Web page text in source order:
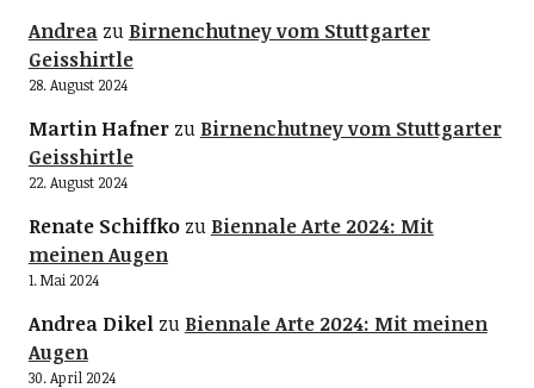
Andreazu Birnenchutney vom Stuttgarter
Geisshirtle
28. August 2024
Martin Hafnerzu Birnenchutney vom Stuttgarter
Geisshirtle
22. August 2024
Renate Schiffkozu Biennale Arte 2024: Mit
meinen Augen
1. Mai 2024
Andrea Dikelzu Biennale Arte 2024: Mit meinen
Augen
30. April 2024